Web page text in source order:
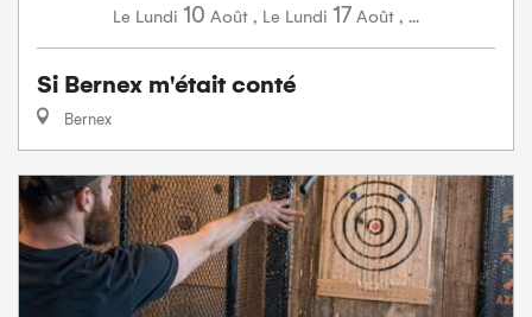
Le Lundi 10 Août , Le Lundi 17 Août , ...
Si Bernex m'était conté
Bernex